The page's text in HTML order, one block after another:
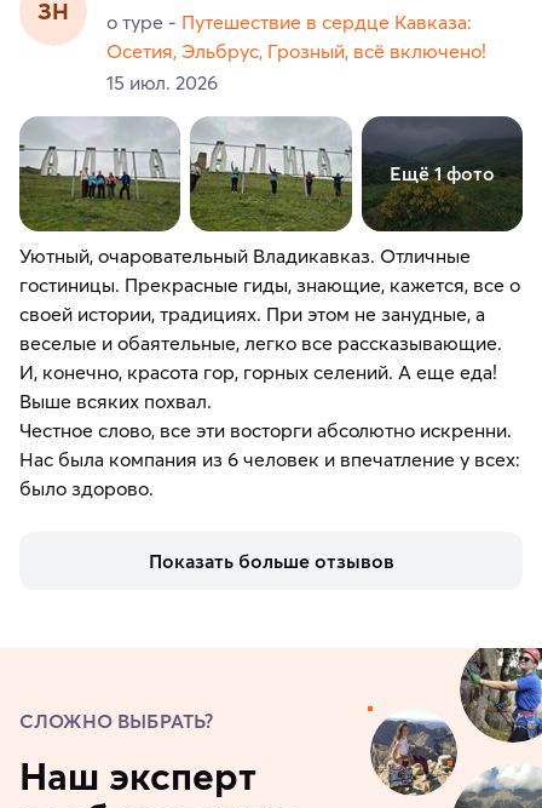
ЗН
о туре - Путешествие в сердце Кавказа:
Осетия, Эльбрус, Грозный, всё включено!
15 июл. 2026
Ещё 1 фото
Уютный, очаровательный Владикавказ. Отличные
гостиницы. Прекрасные гиды, знающие, кажется, все о
своей истории, традициях. При этом не занудные, а
веселые и обаятельные, легко все рассказывающие.
И, конечно, красота гор, горных селений. А еще еда!
Выше всяких похвал.
Честное слово, все эти восторги абсолютно искренни.
Нас была компания из 6 человек и впечатление у всех:
было здорово.
Показать больше отзывов
СЛОЖНО ВЫБРАТЬ?
Наш эксперт